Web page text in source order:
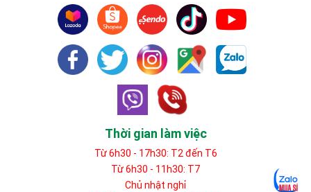
Thời gian làm việc
Từ 6h30 - 17h30: T2 đến T6
Từ 6h30 - 11h30: T7
Chủ nhật nghỉ